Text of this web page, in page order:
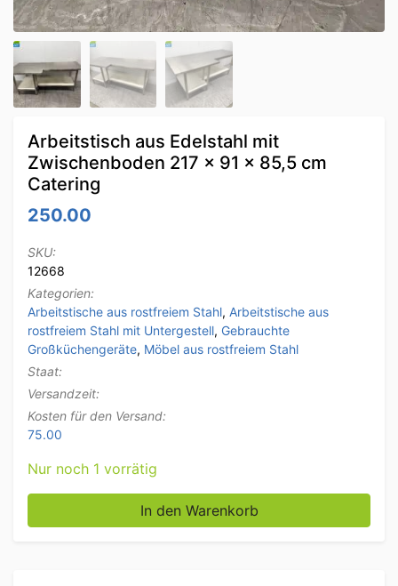
Arbeitstisch aus Edelstahl mit
Zwischenboden 217 x 91 x 85,5 cm
Catering
250.00
SKU:
12668
Kategorien:
Arbeitstische aus rostfreiem Stahl, Arbeitstische aus
rostfreiem Stahl mit Untergestell, Gebrauchte
Großküchengeräte, Möbel aus rostfreiem Stahl
Staat:
Versandzeit:
Kosten für den Versand:
75.00
Nur noch 1 vorrätig
Arbeitstisch aus Edelstahl mit Zwischenboden 217 x
In den Warenkorb